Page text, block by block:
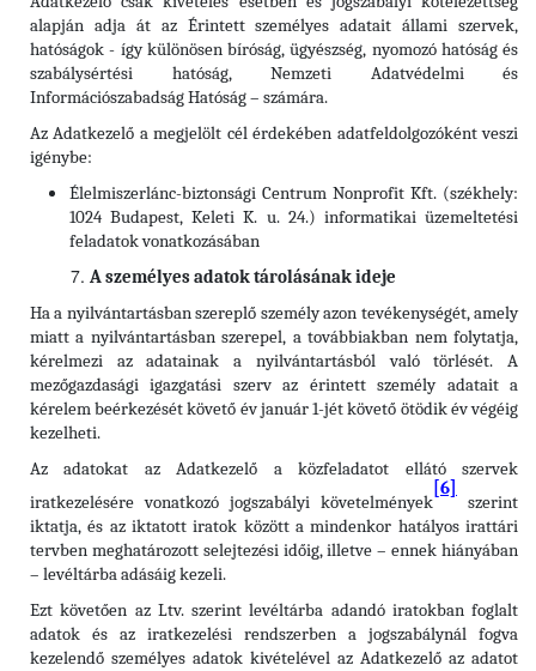
alapján adja át az Érintett személyes adatait állami szervek,
hatóságok - így különösen bíróság, ügyészség, nyomozó hatóság és
szabálysértési hatóság, Nemzeti Adatvédelmi és
Információszabadság Hatóság – számára.
Az Adatkezelő a megjelölt cél érdekében adatfeldolgozóként veszi
igénybe:
Élelmiszerlánc-biztonsági Centrum Nonprofit Kft. (székhely:
1024 Budapest, Keleti K. u. 24.) informatikai üzemeltetési
feladatok vonatkozásában
A személyes adatok tárolásának ideje
Ha a nyilvántartásban szereplő személy azon tevékenységét, amely
miatt a nyilvántartásban szerepel, a továbbiakban nem folytatja,
kérelmezi az adatainak a nyilvántartásból való törlését. A
mezőgazdasági igazgatási szerv az érintett személy adatait a
kérelem beérkezését követő év január 1-jét követő ötödik év végéig
kezelheti.
Az adatokat az Adatkezelő a közfeladatot ellátó szervek
iratkezelésére vonatkozó jogszabályi követelmények
[6]
szerint
iktatja, és az iktatott iratok között a mindenkor hatályos irattári
tervben meghatározott selejtezési időig, illetve – ennek hiányában
– levéltárba adásáig kezeli.
Ezt követően az Ltv. szerint levéltárba adandó iratokban foglalt
adatok és az iratkezelési rendszerben a jogszabálynál fogva
kezelendő személyes adatok kivételével az Adatkezelő az adatot